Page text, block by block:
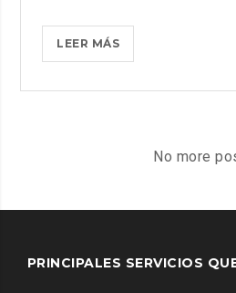
LEER MÁSCOLILLAS
DE
No more
PRINCIPALES SERVICIOS